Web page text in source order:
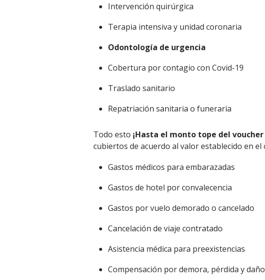
Intervención quirúrgica
Terapia intensiva y unidad coronaria
Odontología de urgencia
Cobertura por contagio con Covid-19
Traslado sanitario
Repatriación sanitaria o funeraria
Todo esto ¡Hasta el monto tope del
cubiertos de acuerdo al valor establecido en
Gastos médicos para embarazadas
Gastos de hotel por convalecencia
Gastos por vuelo demorado o cancelado
Cancelación de viaje contratado
Asistencia médica para preexistencias
Compensación por demora, pérdida y